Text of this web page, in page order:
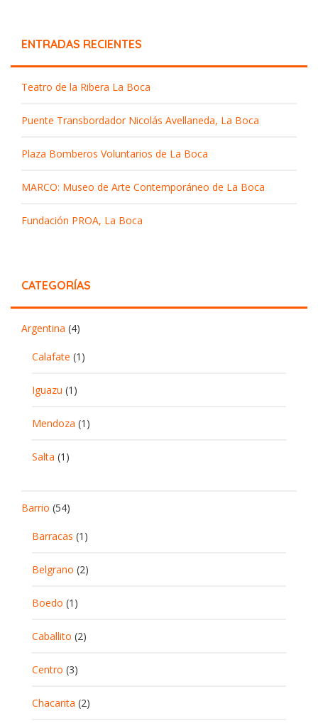
ENTRADAS RECIENTES
Teatro de la Ribera La Boca
Puente Transbordador Nicolás Avellaneda, La Boca
Plaza Bomberos Voluntarios de La Boca
MARCO: Museo de Arte Contemporáneo de La Boca
Fundación PROA, La Boca
CATEGORÍAS
Argentina (4)
Calafate (1)
Iguazu (1)
Mendoza (1)
Salta (1)
Barrio (54)
Barracas (1)
Belgrano (2)
Boedo (1)
Caballito (2)
Centro (3)
Chacarita (2)